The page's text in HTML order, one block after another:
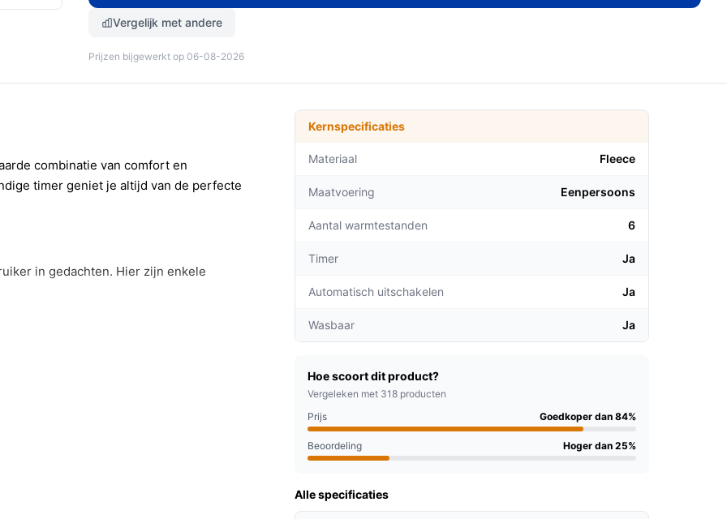
Vergelijk met andere
Prijzen bijgewerkt op 06-08-2026
combinatie van comfort en
timer geniet je altijd van de perfecte
in gedachten. Hier zijn enkele
kun je de temperatuur eenvoudig
Kernspecificaties
Materiaal Fleece
Maatvoering Eenpersoons
Aantal warmtestanden 6
Timer Ja
Automatisch uitschakelen Ja
Wasbaar Ja
Hoe scoort dit product?
Vergeleken met 318 producten
Prijs
Goedkoper dan 84%
Beoordeling Hoger dan 25%
Alle specificaties